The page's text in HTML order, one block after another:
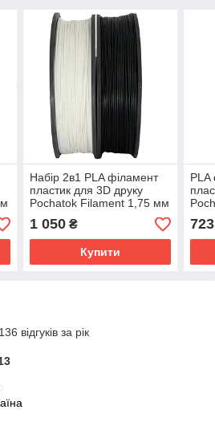
Набір 2в1 PLA філамент
пластик для 3D друку
Pochatok Filament 1,75 мм
0,75 кг Чорний та Теплий
білий
1 050₴
Купити
PLA
723
відгуків за рік